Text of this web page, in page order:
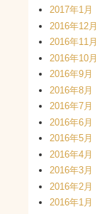
2017年1月
2016年12月
2016年11月
2016年10月
2016年9月
2016年8月
2016年7月
2016年6月
2016年5月
2016年4月
2016年3月
2016年2月
2016年1月